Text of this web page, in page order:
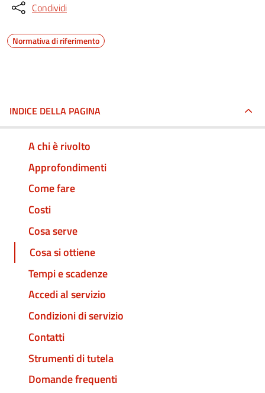
Condividi
Normativa di riferimento
INDICE DELLA PAGINA
A chi è rivolto
Approfondimenti
Come fare
Costi
Cosa serve
Cosa si ottiene
Tempi e scadenze
Accedi al servizio
Condizioni di servizio
Contatti
Strumenti di tutela
Domande frequenti